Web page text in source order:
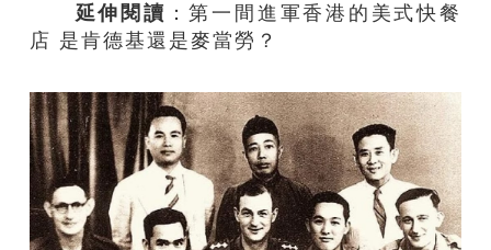
延伸閱讀 ：第一間進軍香港的美式快餐
店 是肯德基還是麥當勞？